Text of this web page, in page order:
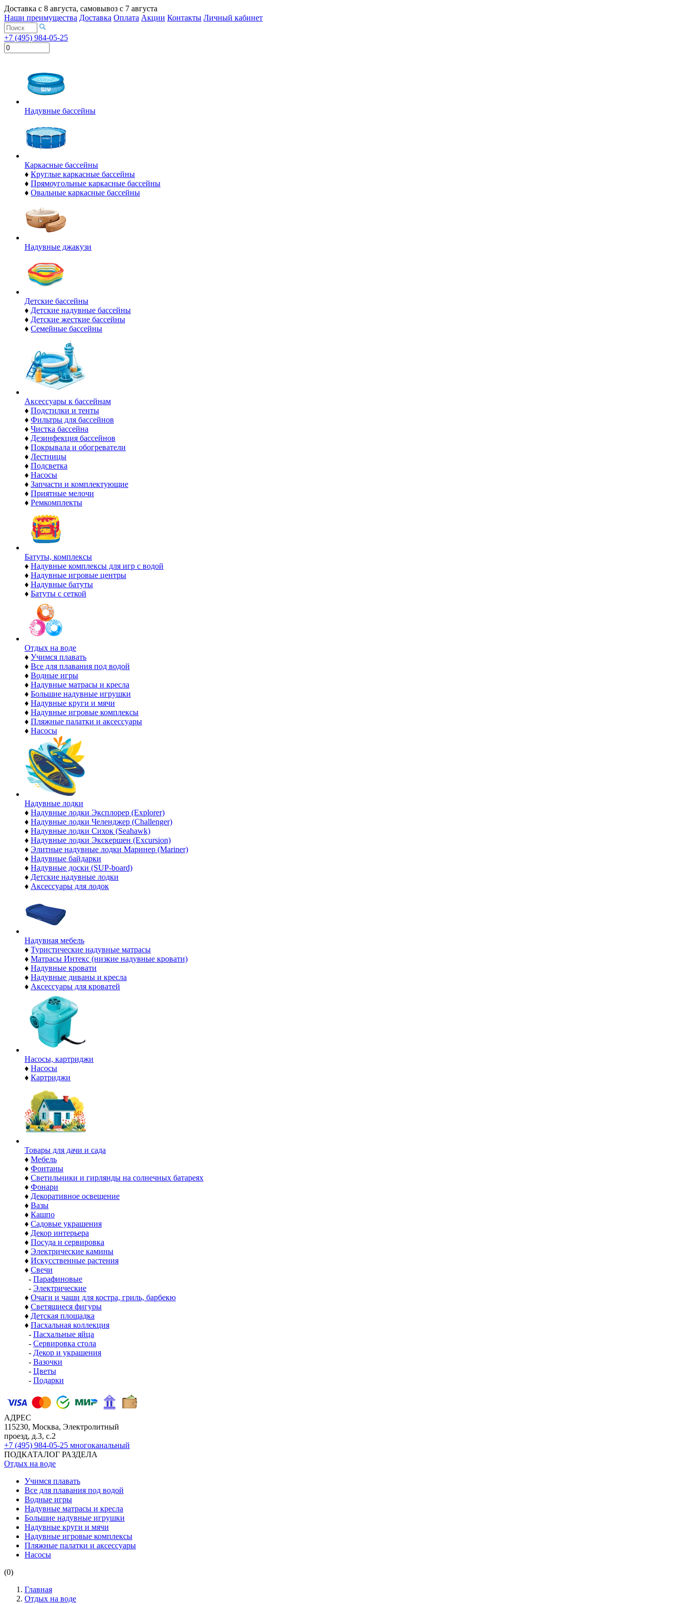
Доставка с 8 августа, самовывоз с 7 августа
Наши преимущества Доставка Оплата Акции Контакты Личный кабинет
+7 (495) 984-05-25
Надувные бассейны
Каркасные бассейны
♦ Круглые каркасные бассейны
♦ Прямоугольные каркасные бассейны
♦ Овальные каркасные бассейны
Надувные джакузи
Детские бассейны
♦ Детские надувные бассейны
♦ Детские жесткие бассейны
♦ Семейные бассейны
Аксессуары к бассейнам
♦ Подстилки и тенты
♦ Фильтры для бассейнов
♦ Чистка бассейна
♦ Дезинфекция бассейнов
♦ Покрывала и обогреватели
♦ Лестницы
♦ Подсветка
♦ Насосы
♦ Запчасти и комплектующие
♦ Приятные мелочи
♦ Ремкомплекты
Батуты, комплексы
♦ Надувные комплексы для игр с водой
♦ Надувные игровые центры
♦ Надувные батуты
♦ Батуты с сеткой
Отдых на воде
♦ Учимся плавать
♦ Все для плавания под водой
♦ Водные игры
♦ Надувные матрасы и кресла
♦ Большие надувные игрушки
♦ Надувные круги и мячи
♦ Надувные игровые комплексы
♦ Пляжные палатки и аксессуары
♦ Насосы
Надувные лодки
♦ Надувные лодки Эксплорер (Explorer)
♦ Надувные лодки Челенджер (Challenger)
♦ Надувные лодки Сихок (Seahawk)
♦ Надувные лодки Экскершен (Excursion)
♦ Элитные надувные лодки Маринер (Mariner)
♦ Надувные байдарки
♦ Надувные доски (SUP-board)
♦ Детские надувные лодки
♦ Аксессуары для лодок
Надувная мебель
♦ Туристические надувные матрасы
♦ Матрасы Интекс (низкие надувные кровати)
♦ Надувные кровати
♦ Надувные диваны и кресла
♦ Аксессуары для кроватей
Насосы, картриджи
♦ Насосы
♦ Картриджи
Товары для дачи и сада
♦ Мебель
♦ Фонтаны
♦ Светильники и гирлянды на солнечных батареях
♦ Фонари
♦ Декоративное освещение
♦ Вазы
♦ Кашпо
♦ Садовые украшения
♦ Декор интерьера
♦ Посуда и сервировка
♦ Электрические камины
♦ Искусственные растения
♦ Свечи
- Парафиновые
- Электрические
♦ Очаги и чаши для костра, гриль, барбекю
♦ Светящиеся фигуры
♦ Детская площадка
♦ Пасхальная коллекция
- Пасхальные яйца
- Сервировка стола
- Декор и украшения
- Вазочки
- Цветы
- Подарки
АДРЕС
115230, Москва, Электролитный
проезд, д.3, с.2
+7 (495) 984-05-25 многоканальный
ПОДКАТАЛОГ РАЗДЕЛА
Отдых на воде
Учимся плавать
Все для плавания под водой
Водные игры
Надувные матрасы и кресла
Большие надувные игрушки
Надувные круги и мячи
Надувные игровые комплексы
Пляжные палатки и аксессуары
Насосы
(0)
Главная
Отдых на воде